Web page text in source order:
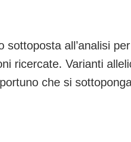
all’analisi
ricercate. Varianti
che si